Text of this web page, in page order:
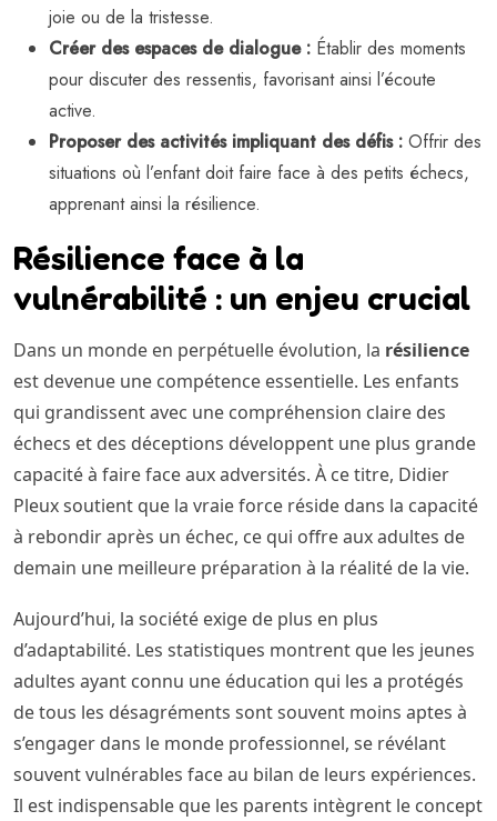
joie ou de la tristesse.
Créer des espaces de dialogue : Établir des moments
pour discuter des ressentis, favorisant ainsi l’écoute
active.
Proposer des activités impliquant des défis : Offrir des
situations où l’enfant doit faire face à des petits échecs,
apprenant ainsi la résilience.
Résilience face à la
vulnérabilité : un enjeu crucial
Dans un monde en perpétuelle évolution, la résilience
est devenue une compétence essentielle. Les enfants
qui grandissent avec une compréhension claire des
échecs et des déceptions développent une plus grande
capacité à faire face aux adversités. À ce titre, Didier
Pleux soutient que la vraie force réside dans la capacité
à rebondir après un échec, ce qui offre aux adultes de
demain une meilleure préparation à la réalité de la vie.
Aujourd’hui, la société exige de plus en plus
d’adaptabilité. Les statistiques montrent que les jeunes
adultes ayant connu une éducation qui les a protégés
de tous les désagréments sont souvent moins aptes à
s’engager dans le monde professionnel, se révélant
souvent vulnérables face au bilan de leurs expériences.
Il est indispensable que les parents intègrent le concept